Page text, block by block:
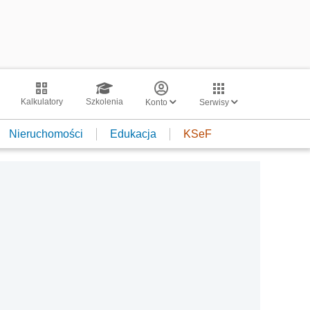
Kalkulatory Szkolenia Konto Serwisy
Nieruchomości Edukacja KSeF